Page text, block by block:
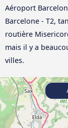
Aéroport
Barcelone - T2,
routière
mais il y a
villes.